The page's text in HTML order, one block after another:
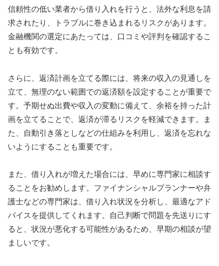
信頼性の低い業者から借り入れを行うと、法外な利息を請
求されたり、トラブルに巻き込まれるリスクがあります。
金融機関の選定にあたっては、口コミや評判を確認するこ
とも有効です。
さらに、返済計画を立てる際には、将来の収入の見通しを
立て、無理のない範囲での返済額を設定することが重要で
す。予期せぬ出費や収入の変動に備えて、余裕を持った計
画を立てることで、返済が滞るリスクを軽減できます。ま
た、自動引き落としなどの仕組みを利用し、返済を忘れな
いようにすることも重要です。
また、借り入れが増えた場合には、早めに専門家に相談す
ることをお勧めします。ファイナンシャルプランナーや弁
護士などの専門家は、借り入れ状況を分析し、最適なアド
バイスを提供してくれます。自己判断で問題を先送りにす
ると、状況が悪化する可能性があるため、早期の相談が望
ましいです。